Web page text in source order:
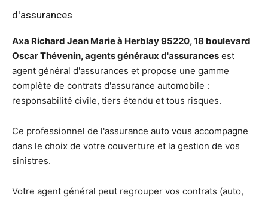
d'assurances
Axa Richard Jean Marie à Herblay 95220, 18 boulevard
Oscar Thévenin, agents généraux d'assurances est
agent général d'assurances et propose une gamme
complète de contrats d'assurance automobile :
responsabilité civile, tiers étendu et tous risques.
Ce professionnel de l'assurance auto vous accompagne
dans le choix de votre couverture et la gestion de vos
sinistres.
Votre agent général peut regrouper vos contrats (auto,